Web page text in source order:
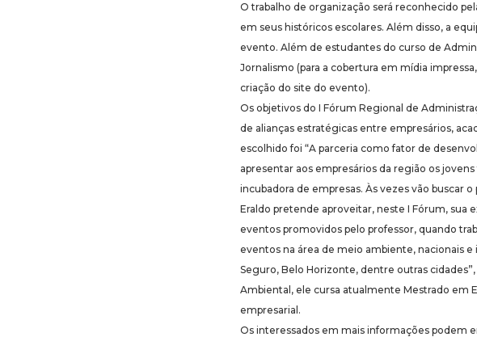
O trabalho de organização será reconhecido
em seus históricos escolares. Além disso, a
evento. Além de estudantes do curso de
Jornalismo (para a cobertura em mídia
criação do site do evento).
Os objetivos do I Fórum Regional de
de alianças estratégicas entre empresários,
escolhido foi “A parceria como fator de
apresentar aos empresários da região os
incubadora de empresas. Às vezes vão buscar
Eraldo pretende aproveitar, neste I Fórum,
eventos promovidos pelo professor, quando
eventos na área de meio ambiente, nacionais e
Seguro, Belo Horizonte, dentre outras
Ambiental, ele cursa atualmente Mestrado em
empresarial.
Os interessados em mais informações podem